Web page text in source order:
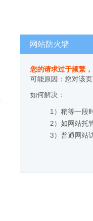
网站防火墙
您的请求过于频繁
可能原因：您对该
如何解决：
1）稍等一段
2）如网站托
3）普通网站